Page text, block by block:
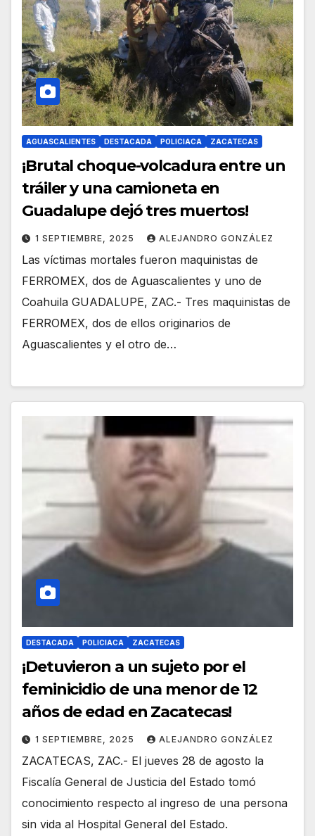
AGUASCALIENTES DESTACADA POLICIACA ZACATECAS
¡Brutal choque-volcadura entre un
tráiler y una camioneta en
Guadalupe dejó tres muertos!
1 SEPTIEMBRE, 2025 ALEJANDRO GONZÁLEZ
Las víctimas mortales fueron maquinistas de
FERROMEX, dos de Aguascalientes y uno de
Coahuila GUADALUPE, ZAC.- Tres maquinistas de
FERROMEX, dos de ellos originarios de
Aguascalientes y el otro de…
DESTACADA POLICIACA ZACATECAS
¡Detuvieron a un sujeto por el
feminicidio de una menor de 12
años de edad en Zacatecas!
1 SEPTIEMBRE, 2025 ALEJANDRO GONZÁLEZ
ZACATECAS, ZAC.- El jueves 28 de agosto la
Fiscalía General de Justicia del Estado tomó
conocimiento respecto al ingreso de una persona
sin vida al Hospital General del Estado.